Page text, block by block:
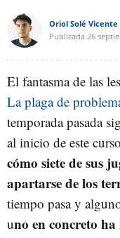
Oriol Solé Vicente
Publicada 26
El fantasma de las
La plaga de
temporada pasada
al inicio de este
cómo siete de sus
apartarse de los
tiempo pasa y
uno en concreto